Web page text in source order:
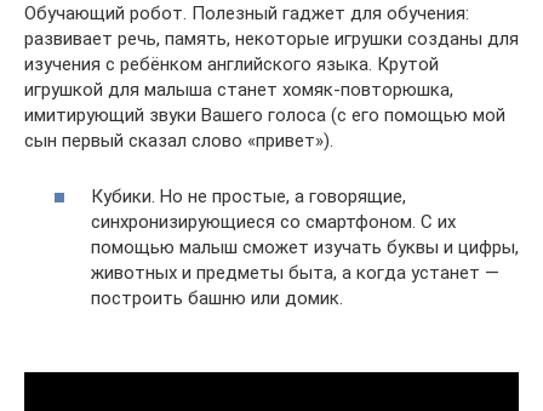
Обучающий робот. Полезный гаджет для обучения:
развивает речь, память, некоторые игрушки созданы для
изучения с ребёнком английского языка. Крутой
игрушкой для малыша станет хомяк-повторюшка,
имитирующий звуки Вашего голоса (с его помощью мой
сын первый сказал слово «привет»).
Кубики. Но не простые, а говорящие,
синхронизирующиеся со смартфоном. С их
помощью малыш сможет изучать буквы и цифры,
животных и предметы быта, а когда устанет —
построить башню или домик.